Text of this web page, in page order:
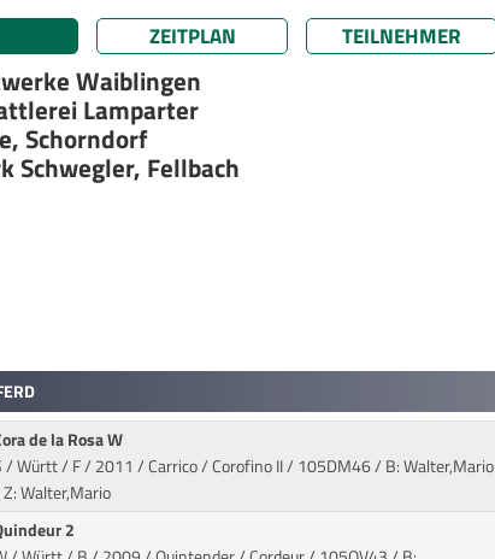
ZEITPLAN TEILNEHMER
Waiblingen
Lamparter
Schorndorf
Schwegler, Fellbach
de la Rosa W
/ Württ / F / 2011 / Carrico / Corofino II/ 105DM46 / B: Walter,Mario
Walter,Mario
2